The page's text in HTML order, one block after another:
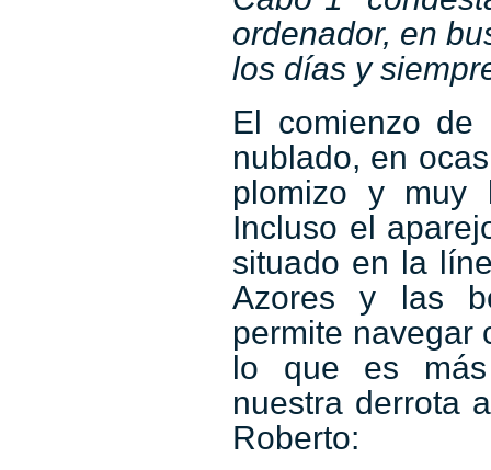
ordenador, en
los días y
El comienzo
nublado, en
plomizo y muy
Incluso el
situado en la
Azores y las
permite navegar
lo que es más
nuestra derrota
Roberto: